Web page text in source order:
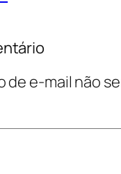
de e-mail não